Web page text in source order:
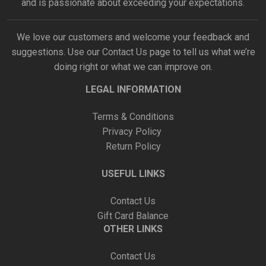
and is passionate about exceeding your expectations.
We love our customers and welcome your feedback and
suggestions. Use our Contact Us page to tell us what we’re
doing right or what we can improve on.
LEGAL INFORMATION
Terms & Conditions
Privacy Policy
Return Policy
USEFUL LINKS
Contact Us
Gift Card Balance
OTHER LINKS
Contact Us